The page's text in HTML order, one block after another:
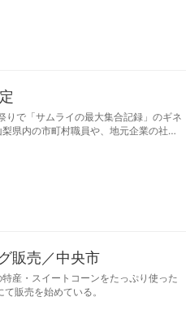
で「サムライの最大集合記録」のギネ
県内の市町村職員や、地元企業の社
販売／中央市
産・スイートコーンをたっぷり使った
販売を始めている。